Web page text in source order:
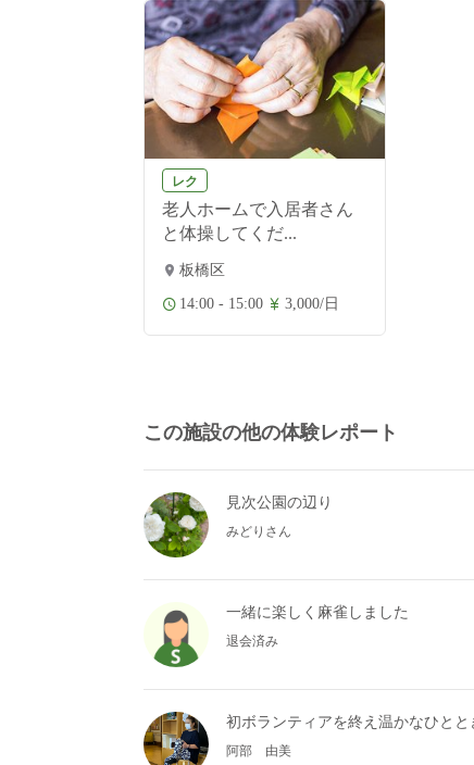
レク
老人ホームで入居者さん
と体操してくだ...
板橋区
14:00 - 15:00 3,000/日
この施設の他の体験レポート
見次公園の辺り
みどりさん
一緒に楽しく麻雀しました
退会済み
初ボランティアを終え温かなひとと
阿部 由美